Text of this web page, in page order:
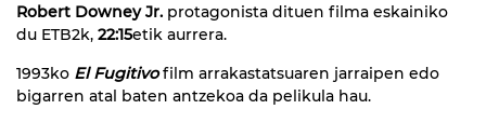
Robert Downey Jr. protagonista dituen filma eskainiko
du ETB2k, 22:15etik aurrera.
1993ko El Fugitivofilm arrakastatsuaren jarraipen edo
bigarren atal baten antzekoa da pelikula hau.